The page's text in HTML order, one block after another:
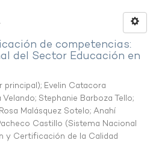
de competencias:
del Sector Educación en
principal); Evelin Catacora
Velando; Stephanie Barboza Tello;
Malásquez Sotelo; Anahí
Castillo (Sistema Nacional
y Certificación de la Calidad